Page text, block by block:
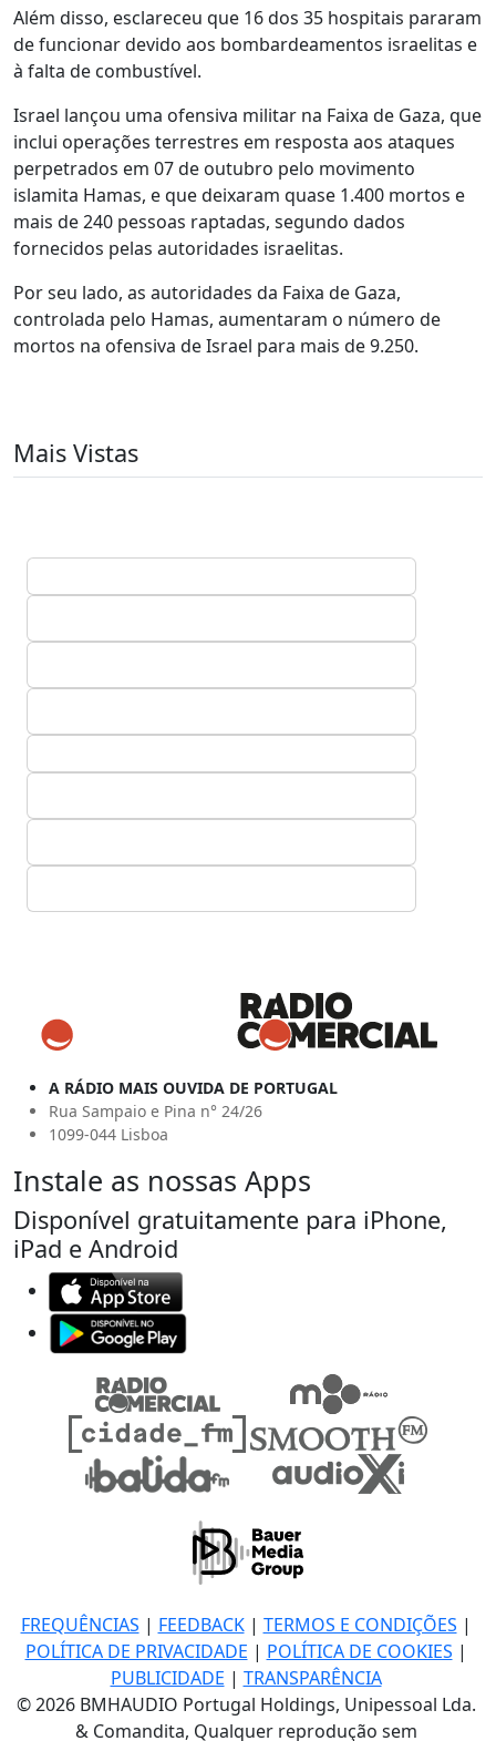
Além disso, esclareceu que 16 dos 35 hospitais pararam
de funcionar devido aos bombardeamentos israelitas e
à falta de combustível.
Israel lançou uma ofensiva militar na Faixa de Gaza, que
inclui operações terrestres em resposta aos ataques
perpetrados em 07 de outubro pelo movimento
islamita Hamas, e que deixaram quase 1.400 mortos e
mais de 240 pessoas raptadas, segundo dados
fornecidos pelas autoridades israelitas.
Por seu lado, as autoridades da Faixa de Gaza,
controlada pelo Hamas, aumentaram o número de
mortos na ofensiva de Israel para mais de 9.250.
Mais Vistas
A RÁDIO MAIS OUVIDA DE PORTUGAL
Rua Sampaio e Pina n° 24/26
1099-044 Lisboa
Instale as nossas Apps
Disponível gratuitamente para iPhone,
iPad e Android
FREQUÊNCIAS | FEEDBACK| TERMOS E CONDIÇÕES |
POLÍTICA DE PRIVACIDADE | POLÍTICA DE COOKIES |
PUBLICIDADE | TRANSPARÊNCIA
© 2026 BMHAUDIO Portugal Holdings, Unipessoal Lda.
& Comandita, Qualquer reprodução sem